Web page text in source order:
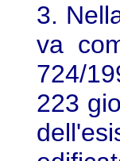
3.
va
724/
223